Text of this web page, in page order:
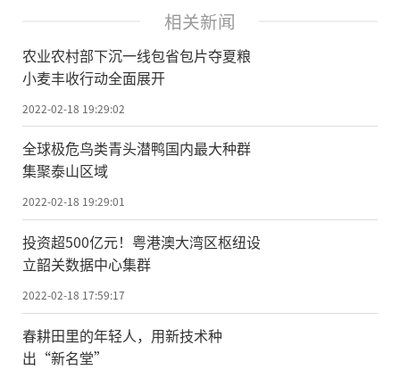
相关新闻
农业农村部下沉一线包省包片夺夏粮
小麦丰收行动全面展开
2022-02-18 19:29:02
全球极危鸟类青头潜鸭国内最大种群
集聚泰山区域
2022-02-18 19:29:01
投资超500亿元！粤港澳大湾区枢纽设
立韶关数据中心集群
2022-02-18 17:59:17
春耕田里的年轻人，用新技术种
出“新名堂”